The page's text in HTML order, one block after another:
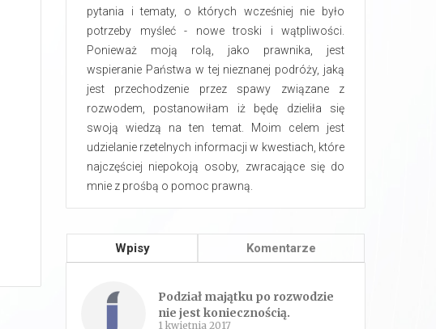
pytania i tematy, o których wcześniej nie było
potrzeby myśleć -­ nowe troski i wątpliwości.
Ponieważ moją rolą, jako prawnika, jest
wspieranie Państwa w tej nieznanej podróży, jaką
jest przechodzenie przez spawy związane z
rozwodem, postanowiłam iż będę dzieliła się
swoją wiedzą na ten temat. Moim celem jest
udzielanie rzetelnych informacji w kwestiach, które
najczęściej niepokoją osoby, zwracające się do
mnie z prośbą o pomoc prawną.
Wpisy Komentarze
Podział majątku po rozwodzie
nie jest koniecznością.
1 kwietnia 2017